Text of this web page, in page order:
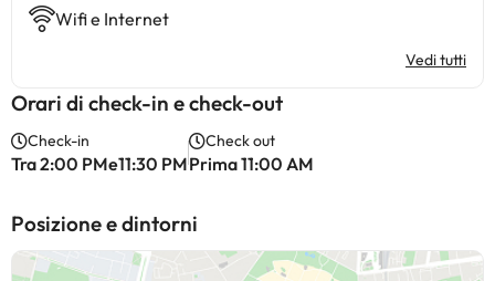
Wifi e Internet
Vedi tutti
Orari di check-in e check-out
Check-in
Tra 2:00 PMe11:30 PM
Check out
Prima 11:00 AM
Posizione e dintorni